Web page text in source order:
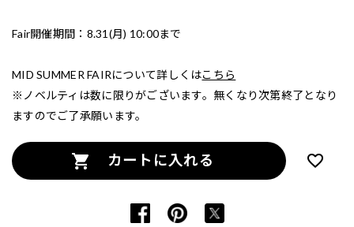
Fair開催期間：8.31(月) 10:00まで
MID SUMMER FAIRについて詳しくはこちら
※ノベルティは数に限りがございます。無くなり次第終了となり
ますのでご了承願います。
カートに入れる